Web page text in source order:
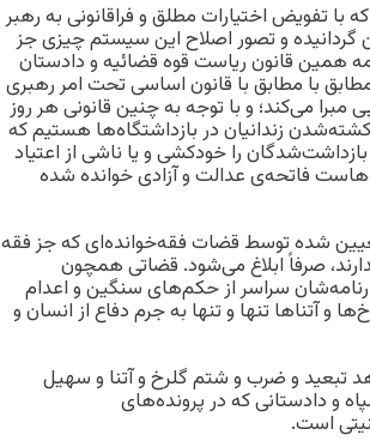
تفویض اختیارات مطلق و فراقانونی به رهبر
گردانیده و تصور اصلاح این سیستم چیزی جز
همین قانون ریاست قوه قضائیه و دادستان
با مطابق با قانون اساسی تحت امر رهبری
می‌کند؛ و با توجه به چنین قانونی هر روز
زندانیان در بازداشتگاه‌ها هستیم که
را خودکشی و یا ناشی از اعتیاد
فاتحه‌ی عدالت و آزادی خوانده شده
شده توسط قضات فقه‌خوانده‌ای که جز فقه
صرفاً ابلاغ می‌شود. قضاتی همچون
سراسر از حکم‌های سنگین و اعدام
تنها و تنها به جرم دفاع از انسان و
تبعید و ضرب و شتم گلرخ و آتنا و سهیل
و دادستانی که در پرونده‌های
است.